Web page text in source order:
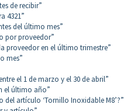
de recibir”
4321”
del último mes”
por proveedor”
proveedor en el último trimestre”
mes”
el 1 de marzo y el 30 de abril”
el último año”
del artículo ‘Tornillo Inoxidable M8’?”